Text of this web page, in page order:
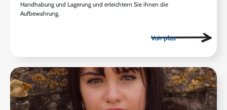
Handhabung und Lagerung und erleichtern Sie ihnen die
Aufbewahrung.